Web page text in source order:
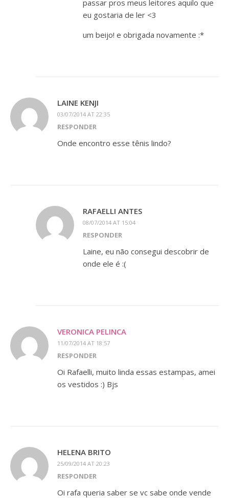
passar pros meus leitores aquilo que
eu gostaria de ler <3
um beijo! e obrigada novamente :*
LAINE KENJI
03/07/2014 AT 22:35
RESPONDER
Onde encontro esse tênis lindo?
RAFAELLI ANTES
08/07/2014 AT 15:04
RESPONDER
Laine, eu não consegui descobrir de
onde ele é :(
VERONICA PELINCA
11/07/2014 AT 18:57
RESPONDER
Oi Rafaelli, muito linda essas estampas, amei
os vestidos :) Bjs
HELENA BRITO
25/09/2014 AT 20:23
RESPONDER
Oi rafa queria saber se vc sabe onde vende